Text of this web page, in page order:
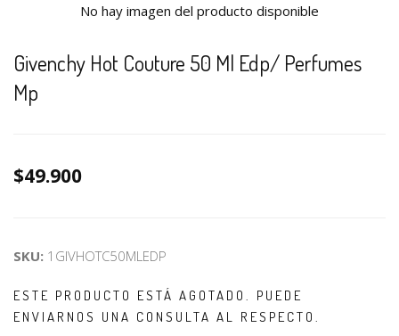
No hay imagen del producto disponible
Givenchy Hot Couture 50 Ml Edp/ Perfumes
Mp
$49.900
SKU: 1GIVHOTC50MLEDP
ESTE PRODUCTO ESTÁ AGOTADO. PUEDE
ENVIARNOS UNA CONSULTA AL RESPECTO.